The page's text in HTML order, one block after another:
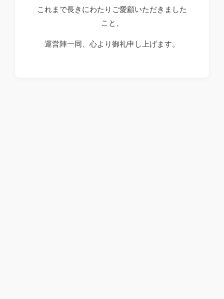
これまで長きにわたりご愛顧いただきました
こと、
運営陣一同、心より御礼申し上げます。